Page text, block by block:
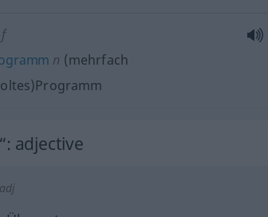
f
n (mehrfach
: adjective
adj